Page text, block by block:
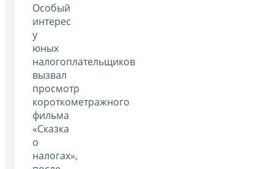
Особый
интерес
у
юных
налогоплательщиков
вызвал
просмотр
короткометражного
фильма
«Сказка
о
налогах»,